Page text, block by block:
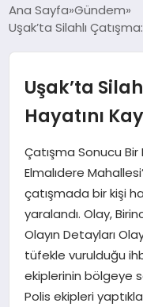
GÜNCEL
EKONOMI
MAGAZIN
SAĞLIK
SPOR
TEKNOLOJI
YAŞAM
Ana Sayfa Gündem
Uşak’ta Silahlı
Uşak’ta
Hayatını
Çatışma Sonucu Bir
Elmalıdere
çatışmada bir kişi
yaralandı. Olay,
Olayın Detayları
tüfekle vurulduğu
ekiplerinin bölgeye
Polis ekipleri